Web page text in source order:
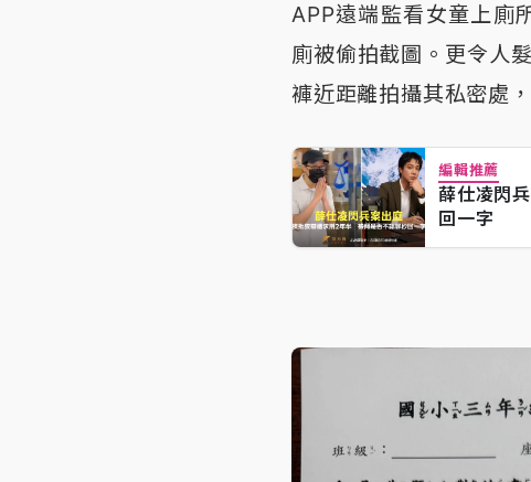
APP遠端監看女童上廁
廁被偷拍截圖。更令人
褲近距離拍攝其私密處
編輯推薦
薛仕凌閃
回一字